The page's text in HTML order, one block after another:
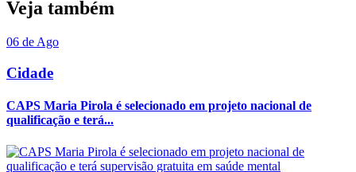
Veja também
06 de Ago
Cidade
CAPS Maria Pirola é selecionado em projeto nacional de
qualificação e terá...